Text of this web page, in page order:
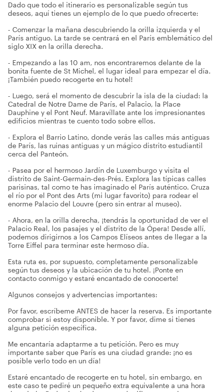
Dado que todo el itinerario es personalizable según tus
deseos, aquí tienes un ejemplo de lo que puedo ofrecerte:
- Comenzar la mañana descubriendo la orilla izquierda y el
París antiguo. La tarde se centrará en el París emblemático del
siglo XIX en la orilla derecha.
- Empezando a las 10 am, nos encontraremos delante de la
bonita fuente de St Michel, el lugar ideal para empezar el día.
¡También puedo recogerte en tu hotel!
- Luego, será el momento de descubrir la isla de la ciudad: la
Catedral de Notre Dame de París, el Palacio, la Place
Dauphine y el Pont Neuf. Maravíllate ante los impresionantes
edificios mientras te cuento todo sobre ellos.
- Explora el Barrio Latino, donde verás las calles más antiguas
de París, las ruinas antiguas y un mágico distrito estudiantil
cerca del Panteón.
- Pasea por el hermoso Jardín de Luxemburgo y visita el
distrito de Saint-Germain-des-Prés. Explora las típicas calles
parisinas, tal como te has imaginado el París auténtico. Cruza
el río por el Pont des Arts (mi lugar favorito) para rodear el
enorme Palacio del Louvre (pero sin entrar al museo).
- Ahora, en la orilla derecha, ¡tendrás la oportunidad de ver el
Palacio Real, los pasajes y el distrito de la Ópera! Desde allí,
podemos dirigirnos a los Campos Elíseos antes de llegar a la
Torre Eiffel para terminar este hermoso día.
Esta ruta es, por supuesto, completamente personalizable
según tus deseos y la ubicación de tu hotel. ¡Ponte en
contacto conmigo y estaré encantado de conocerte!
Algunos consejos y advertencias importantes:
Por favor, escríbeme ANTES de hacer la reserva. Es importante
comprobar si estoy disponible. Y por favor, dime si tienes
alguna petición específica.
Me encantaría adaptarme a tu petición. Pero es muy
importante saber que París es una ciudad grande: ¡no es
posible verlo todo en un día!
Estaré encantado de recogerte en tu hotel, sin embargo, en
este caso te pediré un pequeño extra equivalente a una hora